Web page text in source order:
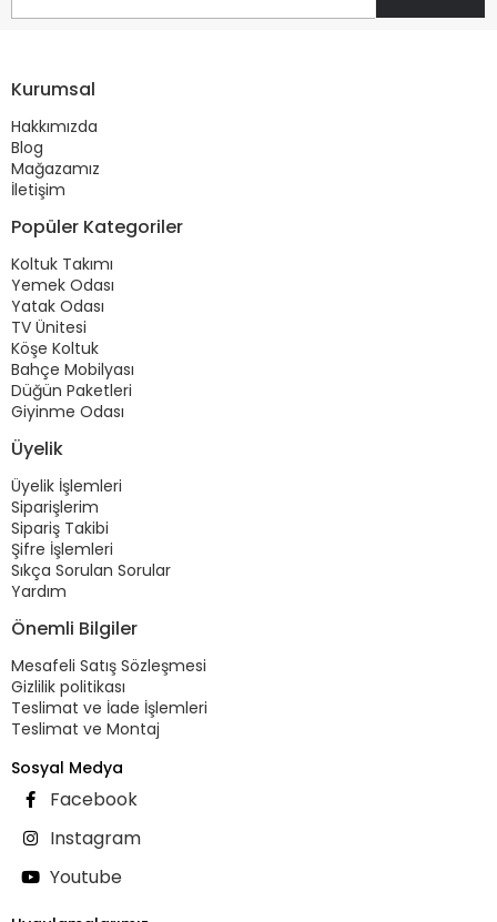
Kurumsal
Hakkımızda
Blog
Mağazamız
İletişim
Popüler Kategoriler
Koltuk Takımı
Yemek Odası
Yatak Odası
TV Ünitesi
Köşe Koltuk
Bahçe Mobilyası
Düğün Paketleri
Giyinme Odası
Üyelik
Üyelik İşlemleri
Siparişlerim
Sipariş Takibi
Şifre İşlemleri
Sıkça Sorulan Sorular
Yardım
Önemli Bilgiler
Mesafeli Satış Sözleşmesi
Gizlilik politikası
Teslimat ve İade İşlemleri
Teslimat ve Montaj
Sosyal Medya
Facebook
Instagram
Youtube